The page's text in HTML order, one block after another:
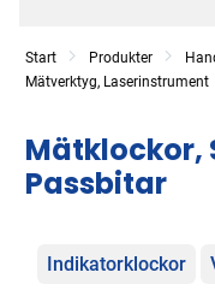
Start Produkter
Mätverktyg, Laserinstrument
Mätklockor,
Passbitar
Kategorier
Indikatorklockor